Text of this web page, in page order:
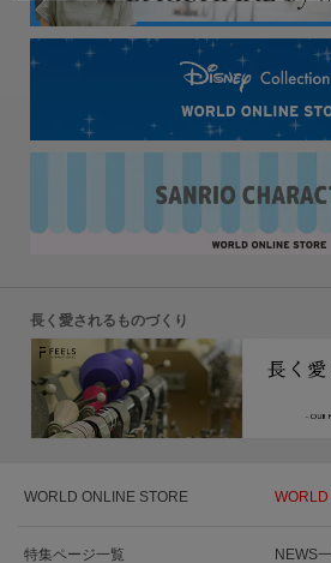
長く愛されるものづくり
WORLD ONLINE STORE
特集ページ一覧 NEWS